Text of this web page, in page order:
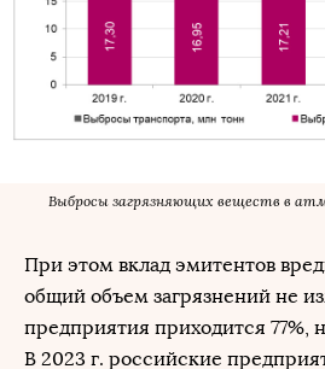
Выбросы загрязняющих веществ в
При этом вклад эмитентов
общий объем загрязнений не
предприятия приходится 77%,
В 2023 г. российские